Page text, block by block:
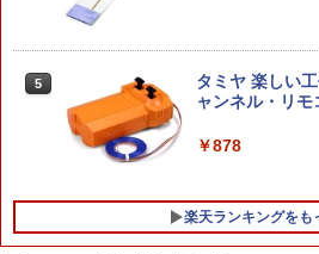
5
タミヤ 楽しい
ャンネル・リ
￥878
楽天ランキングをも